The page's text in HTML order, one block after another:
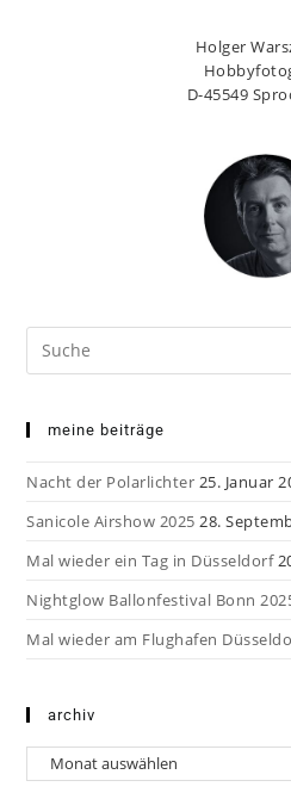
Holger
D-45549
this
meine beiträge
Nacht der Polarlichter 25. Januar
Sanicole Airshow 2025 28.
Mal wieder ein Tag in Düsseldorf
Nightglow Ballonfestival Bonn
Mal wieder am Flughafen
archiv
Archiv